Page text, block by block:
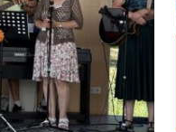
JUGEND/BILDUNG